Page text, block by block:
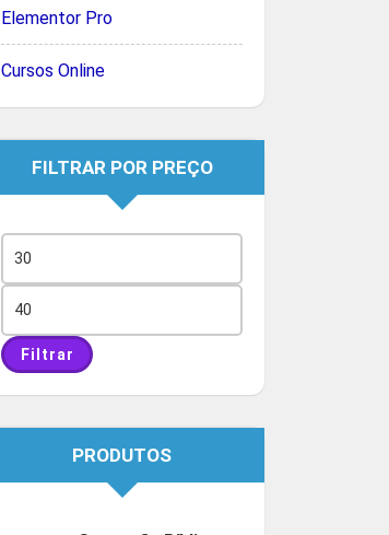
Elementor Pro
Cursos Online
FILTRAR POR PREÇO
mínimo
máximo
Filtrar
PRODUTOS